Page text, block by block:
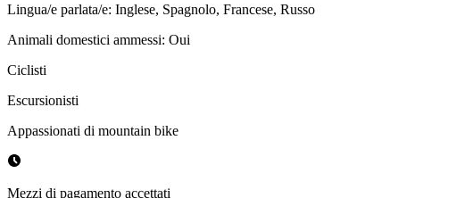
Lingua/e parlata/e: Inglese, Spagnolo, Francese, Russo
Animali domestici ammessi: Oui
Ciclisti
Escursionisti
Appassionati di mountain bike
Mezzi di pagamento accettati